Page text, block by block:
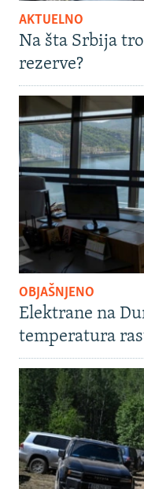
AKTUELNO
Na šta Srbija
rezerve?
OBJAŠNJENO
Elektrane na
temperatura